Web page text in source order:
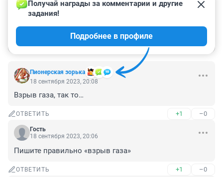
Пионерская зорька
Получай награды за комментарии и другие
задания!
Подробнее в профиле
18 сентября 2023, 20:08
Взрыв газа, так то…
ОТВЕТИТЬ +1 –0
Гость
18 сентября 2023, 20:06
Пишите правильно «взрыв газа»
ОТВЕТИТЬ +1 –0